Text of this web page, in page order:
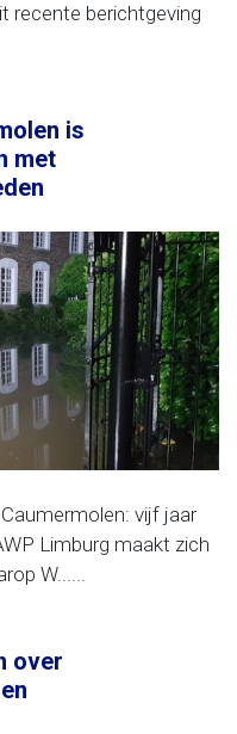
recente berichtgeving
is
met
vijf jaar
Limburg maakt zich
W......
over